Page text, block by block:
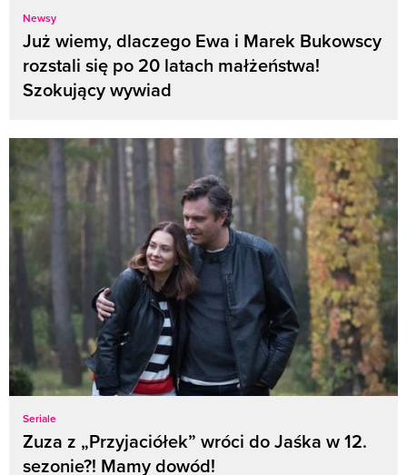
Newsy
Już wiemy, dlaczego Ewa i Marek Bukowscy
rozstali się po 20 latach małżeństwa!
Szokujący wywiad
Seriale
Zuza z „Przyjaciółek” wróci do Jaśka w 12.
sezonie?! Mamy dowód!